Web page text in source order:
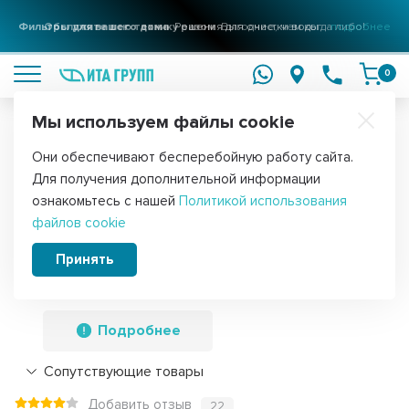
Фильтры для вашего домаРешения для очистки воды подробнее
0
Главная Запчасти для водонагревателей ТЭНы для
Комплект ТЭН 3кВт (3000Вт) RCT,
резьбовой 42мм для Ariston, De Luxe,
Real, Thermex, под анод М6 +
термостат + прокладка, C60304
Подробнее
Сопутствующие товары
Добавить отзыв 22
Мы используем файлы cookie
Они обеспечивают бесперебойную работу сайта.
Для получения дополнительной информации
ознакомьтесь с нашей Политикой использования
файлов cookie
Принять